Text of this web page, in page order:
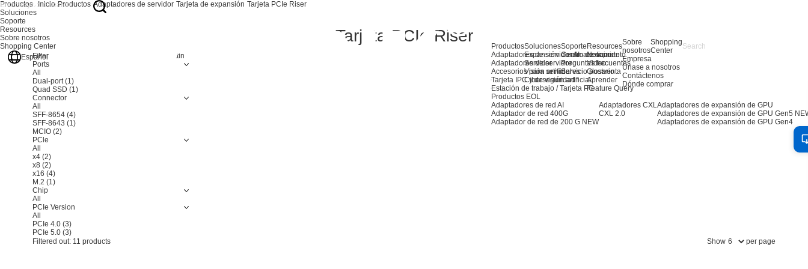
Productos
Adaptadores de servidor AI
Adaptadores de servidor
Accesorios para servidores
Tarjeta IPC y de visión artificial
Estación de trabajo / Tarjeta PC
Productos EOL
Adaptadores de red AI
Adaptador de red 400G
Adaptador de red de 200 G NEW
Adaptadores CXL
CXL 2.0
Adaptadores de expansión de GPU
Adaptadores de expansión de GPU Gen5
Adaptadores de expansión de GPU Gen4
Soluciones
Expansión de almacenamiento
Servidor
Visión artificial
Ciberseguridad
Soporte
Centro de soporte
Preguntas frecuentes
Servicio postventa
Resources
Noticias
Video
Glosario
Aprender
Feature Query
Sobre
nosotros
Empresa
Únase a nosotros
Contáctenos
Dónde comprar
Shopping
Center
Productos
Soluciones
Soporte
Resources
Sobre nosotros
Shopping Center
Español
Inicio Productos Adaptadores de servidor Tarjeta de expansión Tarjeta PCIe Riser
Tarjeta PCIe Riser
Filter
Resetting
Ports
All
Dual-port (1)
Quad SSD (1)
Connector
All
SFF-8654 (4)
SFF-8643 (1)
MCIO (2)
PCle
All
x4 (2)
x8 (2)
x16 (4)
M.2 (1)
Chip
All
PCIe Version
All
PCIe 4.0 (3)
PCIe 5.0 (3)
Filtered out: 11 products Show per page